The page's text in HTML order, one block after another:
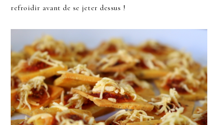
refroidir avant de se jeter dessus !